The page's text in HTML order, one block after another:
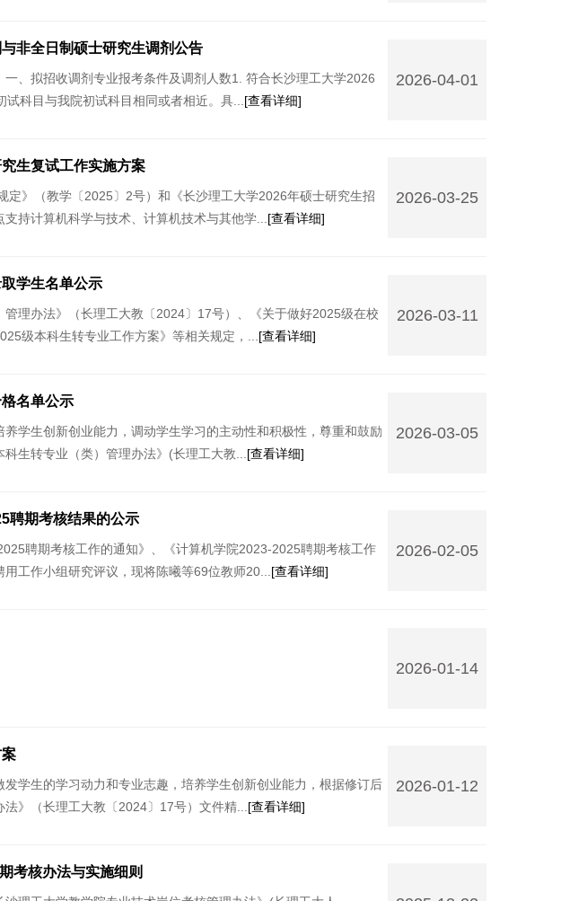
非全日制硕士研究生调剂公告
、拟招收调剂专业报考条件及调剂人数1. 符合长沙理工大学2026
科目与我院初试科目相同或者相近。具... [查看详细]
2026-04-01
生复试工作实施方案
定》（教学〔2025〕2号）和《长沙理工大学2026年硕士研究生招
持计算机科学与技术、计算机技术与其他学... [查看详细]
2026-03-25
学生名单公示
理办法》（长理工大教〔2024〕17号）、《关于做好2025级在校
级本科生转专业工作方案》等相关规定，... [查看详细]
2026-03-11
名单公示
学生创新创业能力，调动学生学习的主动性和积极性，尊重和鼓励
生转专业（类）管理办法》(长理工大教... [查看详细]
2026-03-05
聘期考核结果的公示
聘期考核工作的通知》、《计算机学院2023-2025聘期考核工作
工作小组研究评议，现将陈曦等69位教师20... [查看详细]
2026-02-05
2026-01-14
学生的学习动力和专业志趣，培养学生创新创业能力，根据修订后
》（长理工大教〔2024〕17号）文件精... [查看详细]
2026-01-12
考核办法与实施细则